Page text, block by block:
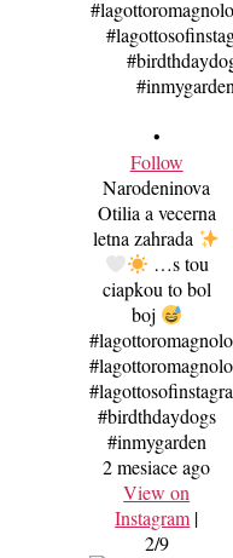
•
Follow
Narodeninova
Otilia a vecerna
letna zahrada
…s tou
ciapkou to bol
boj
#birdthdaydogs
#inmygarden
2 mesiace ago
View on
Instagram |
2/9